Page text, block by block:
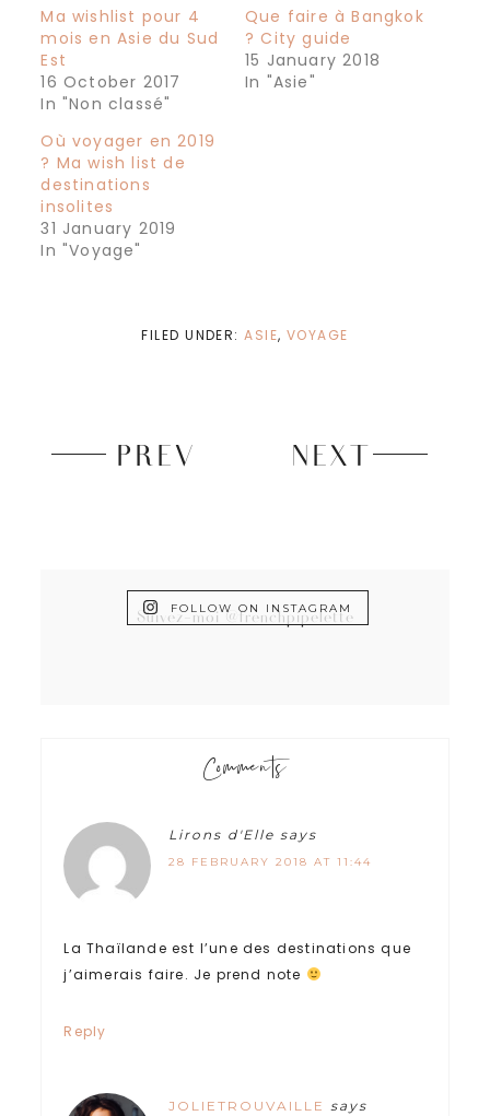
Ma wishlist pour 4
mois en Asie du Sud
Est
16 October 2017
In "Non classé"
Que faire à Bangkok
? City guide
15 January 2018
In "Asie"
Où voyager en 2019
? Ma wish list de
destinations
insolites
31 January 2019
In "Voyage"
FILED UNDER:ASIE, VOYAGE
PREV NEXT
Suivez-moi @frenchpipelette
FOLLOW ON INSTAGRAM
Comments
Lirons d'Elle says
28 FEBRUARY 2018 AT 11:44
La Thaïlande est l’une des destinations que
j’aimerais faire. Je prend note
Reply
JOLIETROUVAILLE says